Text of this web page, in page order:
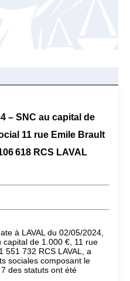
– SNC au capital de
11 rue Emile Brault
618 RCS LAVAL
à LAVAL du 02/05/2024,
capital de 1.000 €, 11 rue
551 732 RCS LAVAL, a
sociales composant le
des statuts ont été